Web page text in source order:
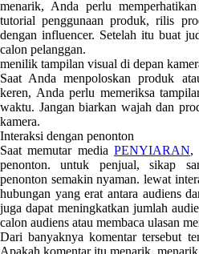
menarik, Anda perlu
tutorial penggunaan produk, rilis
dengan influencer. Setelah itu buat
calon pelanggan.
menilik tampilan visual di depan
Saat Anda menpoloskan produk
keren, Anda perlu memeriksa
waktu. Jangan biarkan wajah dan
kamera.
Interaksi dengan penonton
Saat memutar media PENYIARAN,
penonton. untuk penjual, sikap
penonton semakin nyaman. lewat
hubungan yang erat antara audiens
juga dapat meningkatkan jumlah
calon audiens atau membaca ulasan
Dari banyaknya komentar tersebut
Apakah komentar itu menarik,